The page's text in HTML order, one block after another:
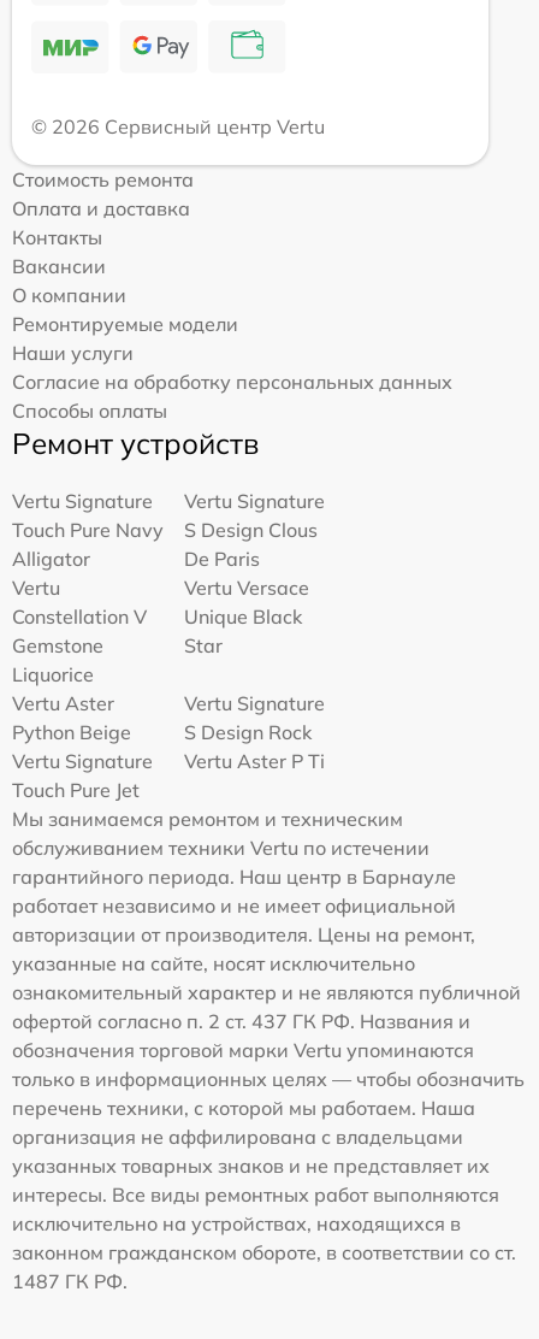
© 2026 Сервисный центр Vertu
Стоимость ремонта
Оплата и доставка
Контакты
Вакансии
О компании
Ремонтируемые модели
Наши услуги
Согласие на обработку персональных данных
Способы оплаты
Ремонт устройств
Vertu Signature
Touch Pure Navy
Alligator
Vertu Signature
S Design Clous
De Paris
Vertu
Constellation V
Gemstone
Liquorice
Vertu Versace
Unique Black
Star
Vertu Aster
Python Beige
Vertu Signature
S Design Rock
Vertu Signature
Touch Pure Jet
Vertu Aster P Ti
Мы занимаемся ремонтом и техническим
обслуживанием техники Vertu по истечении
гарантийного периода. Наш центр в Барнауле
работает независимо и не имеет официальной
авторизации от производителя. Цены на ремонт,
указанные на сайте, носят исключительно
ознакомительный характер и не являются публичной
офертой согласно п. 2 ст. 437 ГК РФ. Названия и
обозначения торговой марки Vertu упоминаются
только в информационных целях — чтобы обозначить
перечень техники, с которой мы работаем. Наша
организация не аффилирована с владельцами
указанных товарных знаков и не представляет их
интересы. Все виды ремонтных работ выполняются
исключительно на устройствах, находящихся в
законном гражданском обороте, в соответствии со ст.
1487 ГК РФ.